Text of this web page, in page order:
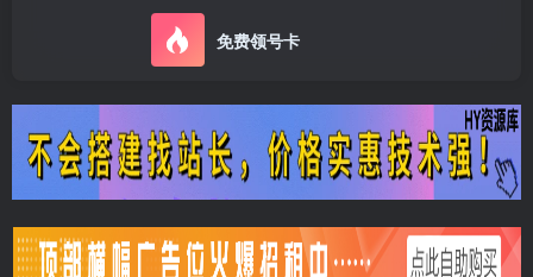
免费领号卡